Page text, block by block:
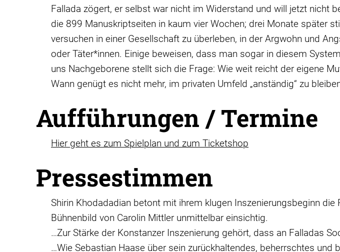
Fallada zögert, er selbst war nicht im Widerstand und will jetzt nicht
die 899 Manuskriptseiten in kaum vier Wochen; drei Monate später
versuchen in einer Gesellschaft zu überleben, in der Argwohn und
oder Täter*innen. Einige beweisen, dass man sogar in diesem
uns Nachgeborene stellt sich die Frage: Wie weit reicht der eigene
Wann genügt es nicht mehr, im privaten Umfeld „anständig“ zu
Aufführungen / Termine
Hier geht es zum Spielplan und zum Ticketshop
Pressestimmen
Shirin Khodadadian betont mit ihrem klugen Inszenierungsbeginn
Bühnenbild von Carolin Mittler unmittelbar einsichtig.
…Zur Stärke der Konstanzer Inszenierung gehört, dass an Falladas
…Wie Sebastian Haase über sein zurückhaltendes, beherrschtes